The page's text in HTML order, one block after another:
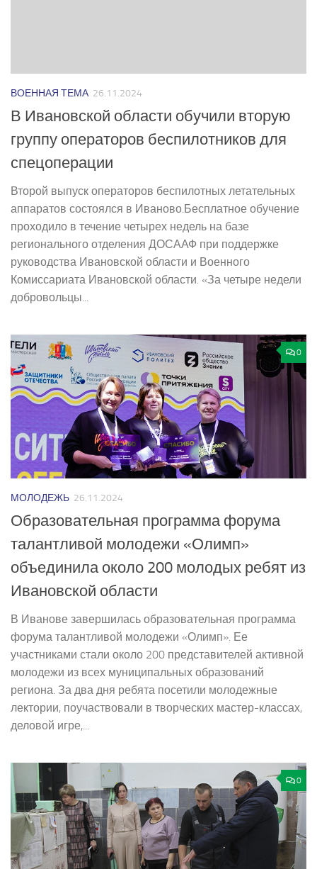
ВОЕННАЯ ТЕМА 26.11.2024
В Ивановской области обучили вторую
группу операторов беспилотников для
спецоперации
Второй выпуск операторов беспилотных летательных
аппаратов состоялся в Иваново.Бесплатное обучение
проходило в течение четырех недель на базе
регионального отделения ДОСААФ при поддержке
руководства Ивановской области и Военного
Комиссариата Ивановской области. «За четыре недели
добровольцы...
0
МОЛОДЕЖЬ 26.11.2024
Образовательная программа форума
талантливой молодежи «Олимп»
объединила около 200 молодых ребят из
Ивановской области
В Иванове завершилась образовательная программа
форума талантливой молодежи «Олимп». Ее
участниками стали около 200 представителей активной
молодежи из всех муниципальных образований
региона. За два дня ребята посетили молодежные
лектории, поучаствовали в творческих мастер-классах,
деловой игре,...
0